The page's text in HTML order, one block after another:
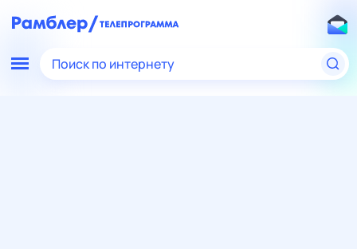
Поиск по интернету